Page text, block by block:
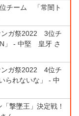
チーム 「常闇ト
ンガ祭2022 3位チ
」 - 中堅 皇牙 さ
ンガ祭2022 4位チ
られないな」 - 中
撃墜王」決定戦！